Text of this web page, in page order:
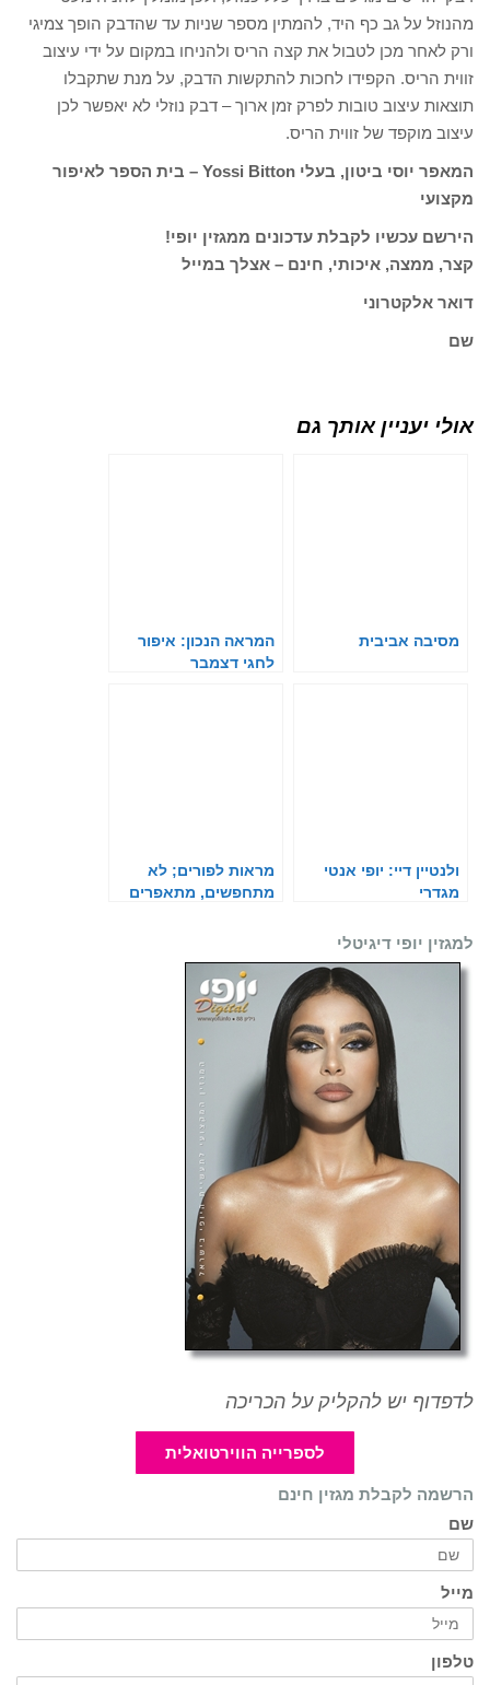
מהנוזל על גב כף היד, להמתין מספר שניות עד שהדבק הופך צמיגי
ורק לאחר מכן לטבול את קצה הריס ולהניחו במקום על ידי עיצוב
זווית הריס. הקפידו לחכות להתקשות הדבק, על מנת שתקבלו
תוצאות עיצוב טובות לפרק זמן ארוך – דבק נוזלי לא יאפשר לכן
עיצוב מוקפד של זווית הריס.
המאפר יוסי ביטון, בעלי Yossi Bitton – בית הספר לאיפור
מקצועי
הירשם עכשיו לקבלת עדכונים ממגזין יופי!
קצר, ממצה, איכותי, חינם – אצלך במייל
דואר אלקטרוני
שם
אולי יעניין אותך גם
מסיבה אביבית
המראה הנכון: איפור
לחגי דצמבר
ולנטיין דיי: יופי אנטי
מגדרי
מראות לפורים; לא
מתחפשים, מתאפרים
למגזין יופי דיגיטלי
לדפדוף יש להקליק על הכריכה
לספרייה הווירטואלית
הרשמה לקבלת מגזין חינם
שם
מייל
טלפון